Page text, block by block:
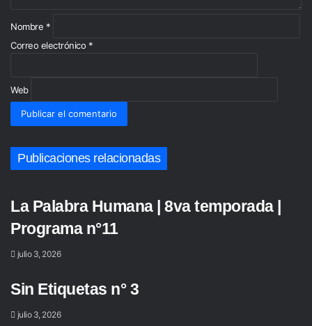
*
Nombre *
Correo electrónico *
Web
Publicaciones relacionadas
La Palabra Humana | 8va temporada |
Programa n°11
julio 3, 2026
Sin Etiquetas n° 3
julio 3, 2026